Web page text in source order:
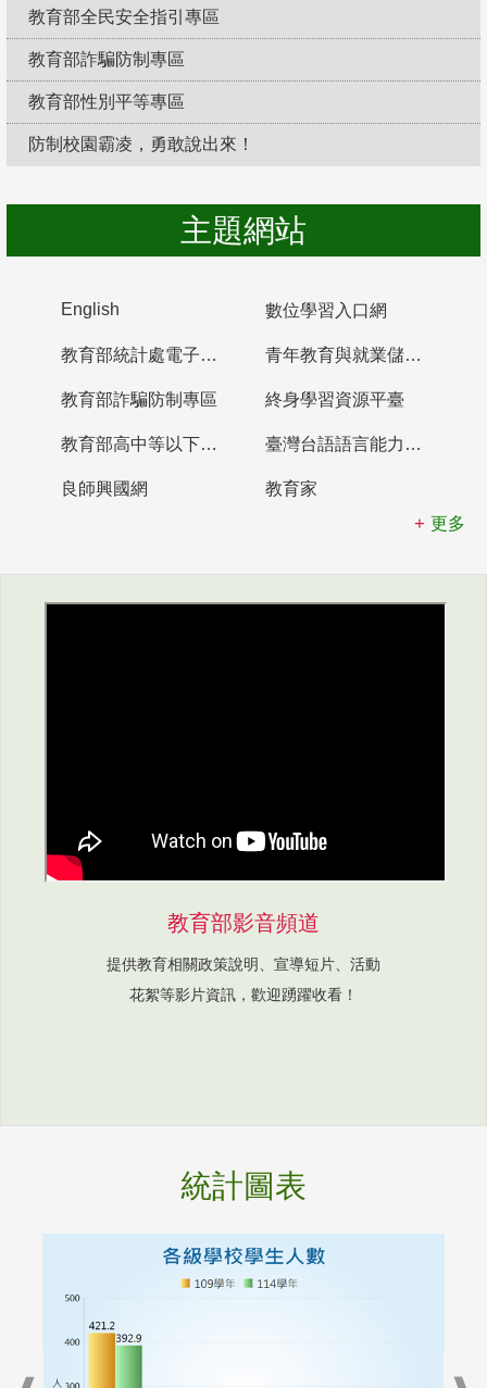
教育部全民安全指引專區
教育部詐騙防制專區
教育部性別平等專區
防制校園霸凌，勇敢說出來！
主題網站
English 數位學習入口網
教育部統計處電子書櫃 青年教育與就業儲蓄帳戶
教育部詐騙防制專區 終身學習資源平臺
教育部高中等以下學校及幼兒園教師資格檢定考試 臺灣台語語言能力認證網站
良師興國網
教育家
更多
教育部影音頻道
提供教育相關政策說明、宣導短片、活動
花絮等影片資訊，歡迎踴躍收看！
統計圖表